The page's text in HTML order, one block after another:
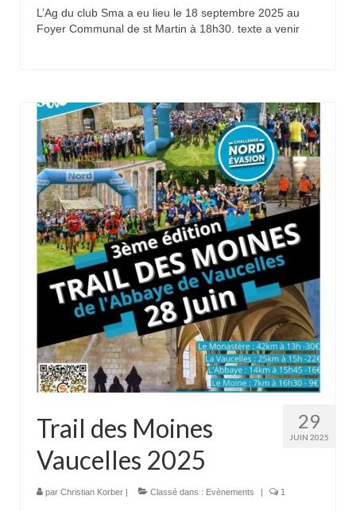
L’Ag du club Sma a eu lieu le 18 septembre 2025 au
Foyer Communal de st Martin à 18h30. texte a venir
29
JUIN 2025
Trail des Moines
Vaucelles 2025
par Christian Korber | Classé dans : Evènements | 1